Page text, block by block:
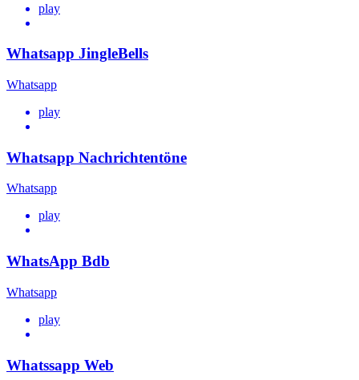
play
Whatsapp JingleBells
Whatsapp
play
Whatsapp Nachrichtentöne
Whatsapp
play
WhatsApp Bdb
Whatsapp
play
Whatssapp Web